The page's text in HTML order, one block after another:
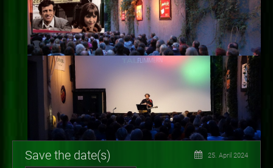
Save the date(s) 25. April 2024